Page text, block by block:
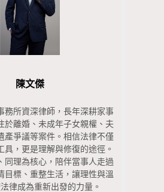
陳文傑
務所資深律師，長年深耕家事
於離婚、未成年子女親權、夫
產爭議等案件。相信法律不僅
具，更是理解與修復的途徑。
同理為核心，陪伴當事人走過
目標、重整生活，讓理性與溫
律成為重新出發的力量。